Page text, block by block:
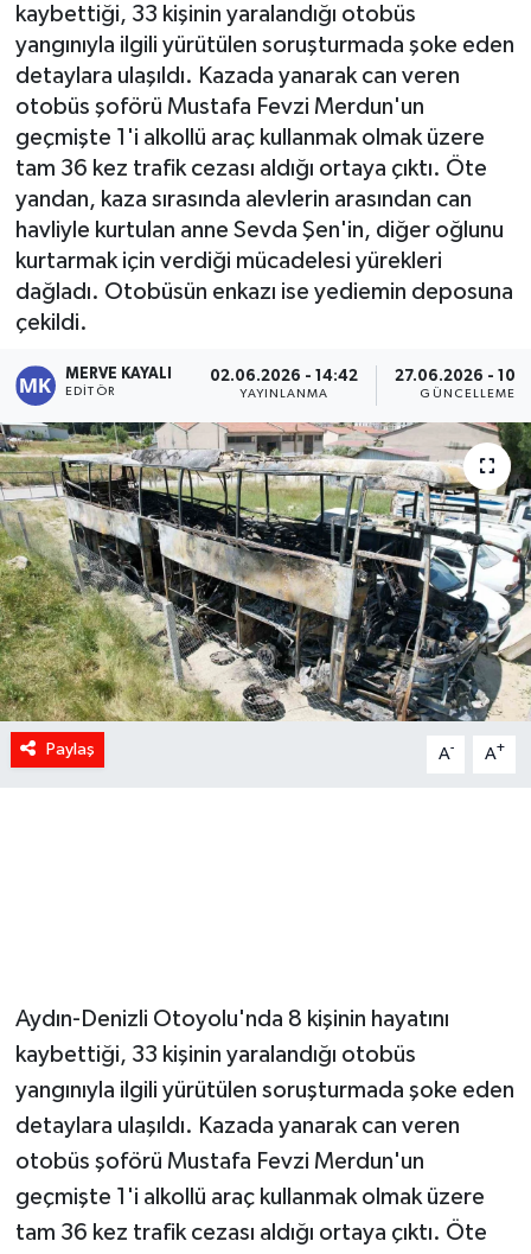
kaybettiği, 33 kişinin yaralandığı otobüs
yangınıyla ilgili yürütülen soruşturmada şoke eden
detaylara ulaşıldı. Kazada yanarak can veren
otobüs şoförü Mustafa Fevzi Merdun'un
geçmişte 1'i alkollü araç kullanmak olmak üzere
tam 36 kez trafik cezası aldığı ortaya çıktı. Öte
yandan, kaza sırasında alevlerin arasından can
havliyle kurtulan anne Sevda Şen'in, diğer oğlunu
kurtarmak için verdiği mücadelesi yürekleri
dağladı. Otobüsün enkazı ise yediemin deposuna
çekildi.
MERVE KAYALI
EDITÖR
02.06.2026 - 14:42
YAYINLANMA
27.06.2026 -
GÜNCELLEME
Paylaş A- A+
Aydın-Denizli Otoyolu'nda 8 kişinin hayatını
kaybettiği, 33 kişinin yaralandığı otobüs
yangınıyla ilgili yürütülen soruşturmada şoke eden
detaylara ulaşıldı. Kazada yanarak can veren
otobüs şoförü Mustafa Fevzi Merdun'un
geçmişte 1'i alkollü araç kullanmak olmak üzere
tam 36 kez trafik cezası aldığı ortaya çıktı. Öte